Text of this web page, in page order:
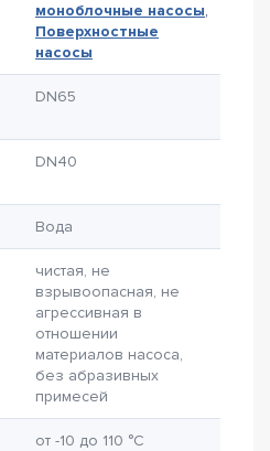
моноблочные насосы,
Поверхностные
насосы
DN65
DN40
Вода
чистая, не
взрывоопасная, не
агрессивная в
отношении
материалов насоса,
без абразивных
примесей
от -10 до 110 °C